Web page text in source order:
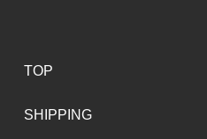
TOP
SHIPPING